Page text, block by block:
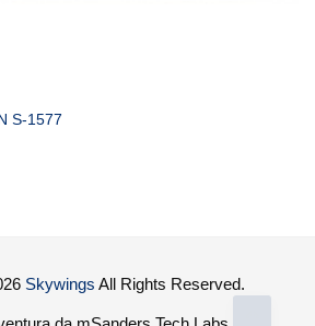
S-1577
Skywings All Rights Reserved.